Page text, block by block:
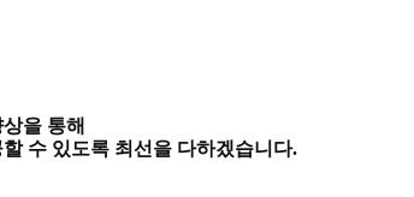
을 통해
수 있도록 최선을 다하겠습니다.